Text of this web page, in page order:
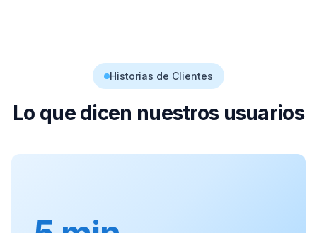
Historias de Clientes
Lo que dicen nuestros usuarios